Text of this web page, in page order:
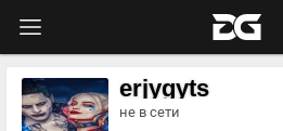
erjygyts
не в сети